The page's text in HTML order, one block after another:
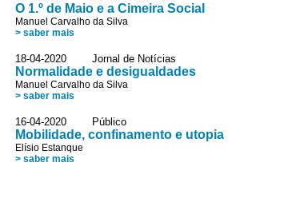
O 1.º de Maio e a Cimeira Social
Manuel Carvalho da Silva
> saber mais
18-04-2020 Jornal de Notícias
Normalidade e desigualdades
Manuel Carvalho da Silva
> saber mais
16-04-2020 Público
Mobilidade, confinamento e utopia
Elísio Estanque
> saber mais